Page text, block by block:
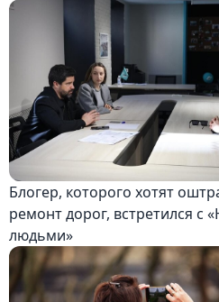
Блогер, которого хотят
ремонт дорог, встретился с
людьми»